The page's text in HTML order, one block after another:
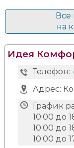
Все
на
Идея
Телефон:
Адрес:
График
10:00 до
10:00 до
10:00 до